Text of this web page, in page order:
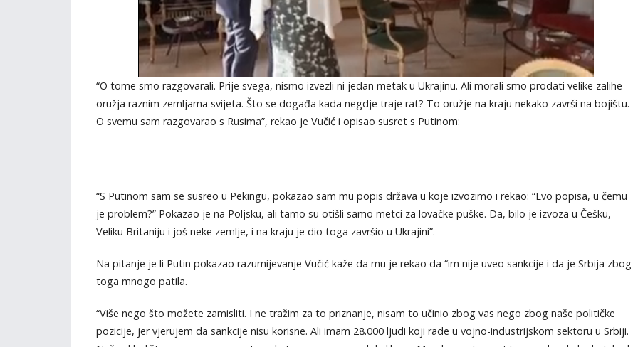
“O tome smo razgovarali. Prije svega, nismo izvezli ni jedan metak u Ukrajinu. Ali morali smo prodati velike zalihe
oružja raznim zemljama svijeta. Što se događa kada negdje traje rat? To oružje na kraju nekako završi na bojištu.
O svemu sam razgovarao s Rusima”, rekao je Vučić i opisao susret s Putinom:
“S Putinom sam se susreo u Pekingu, pokazao sam mu popis država u koje izvozimo i rekao: “Evo popisa, u čemu
je problem?” Pokazao je na Poljsku, ali tamo su otišli samo metci za lovačke puške. Da, bilo je izvoza u Češku,
Veliku Britaniju i još neke zemlje, i na kraju je dio toga završio u Ukrajini”.
Na pitanje je li Putin pokazao razumijevanje Vučić kaže da mu je rekao da “im nije uveo sankcije i da je Srbija zbog
toga mnogo patila.
“Više nego što možete zamisliti. I ne tražim za to priznanje, nisam to učinio zbog vas nego zbog naše političke
pozicije, jer vjerujem da sankcije nisu korisne. Ali imam 28.000 ljudi koji rade u vojno-industrijskom sektoru u Srbiji.